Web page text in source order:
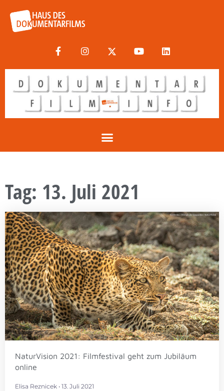
Tag: 13. Juli 2021
NaturVision 2021: Filmfestival geht zum Jubiläum
online
Elisa Reznicek 13. Juli 2021